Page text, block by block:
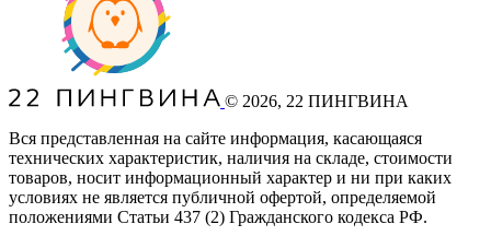
© 2026, 22 ПИНГВИНА
Вся представленная на сайте информация, касающаяся
технических характеристик, наличия на складе, стоимости
товаров, носит информационный характер и ни при каких
условиях не является публичной офертой, определяемой
положениями Статьи 437 (2) Гражданского кодекса РФ.